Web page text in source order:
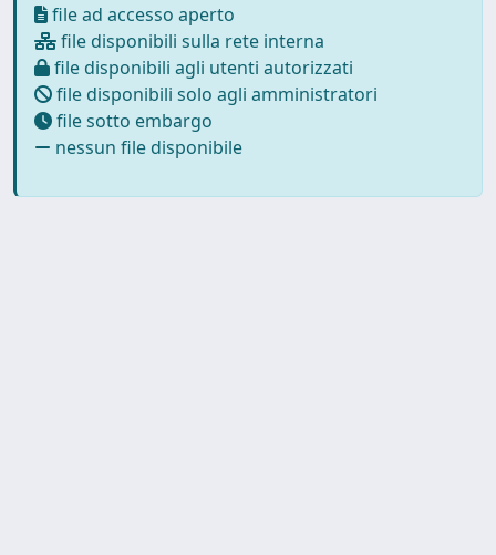
file ad accesso aperto
file disponibili sulla rete interna
file disponibili agli utenti autorizzati
file disponibili solo agli amministratori
file sotto embargo
nessun file disponibile